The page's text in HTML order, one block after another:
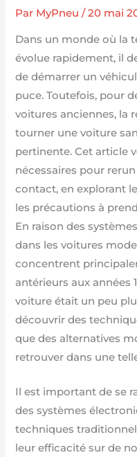
Par MyPneu/20 mai
Dans un monde où la
évolue rapidement, il
de démarrer un
puce. Toutefois, pour
voitures anciennes, la
tourner une voiture
pertinente. Cet article
nécessaires pour
contact, en explorant
les précautions à
En raison des
dans les voitures
concentrent
antérieurs aux années
voiture était un peu
découvrir des
que des alternatives
retrouver dans une
Il est important de se
des systèmes
techniques
leur efficacité sur de